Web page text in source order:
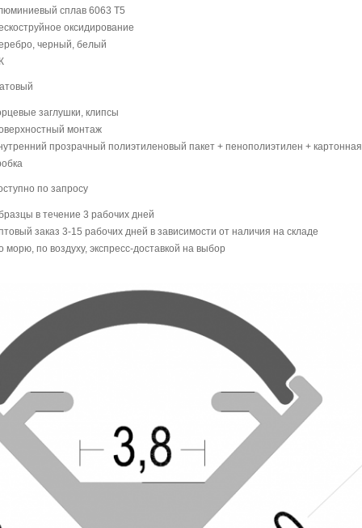
сплав 6063 T5
оксидирование
черный, белый
заглушки, клипсы
монтаж
прозрачный полиэтиленовый пакет + пенополиэтилен + картонная
по запросу
в течение 3 рабочих дней
заказ 3-15 рабочих дней в зависимости от наличия на складе
морю, по воздуху, экспресс-доставкой на выбор